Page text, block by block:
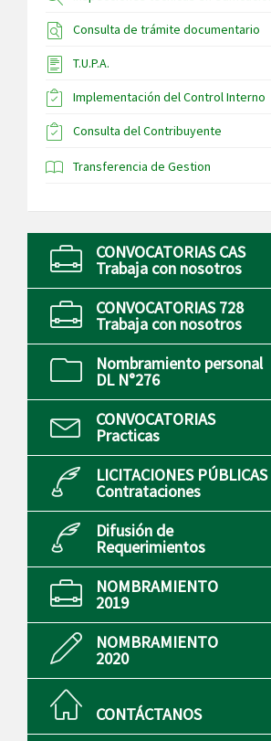
Consulta de trámite documentario
T.U.P.A.
Implementación del Control Interno
Consulta del Contribuyente
Transferencia de Gestion
CONVOCATORIAS CAS
Trabaja con nosotros
CONVOCATORIAS 728
Trabaja con nosotros
Nombramiento personal
DL N°276
CONVOCATORIAS
Practicas
LICITACIONES PÚBLICAS
Contrataciones
Difusión de
Requerimientos
NOMBRAMIENTO
2019
NOMBRAMIENTO
2020
CONTÁCTANOS